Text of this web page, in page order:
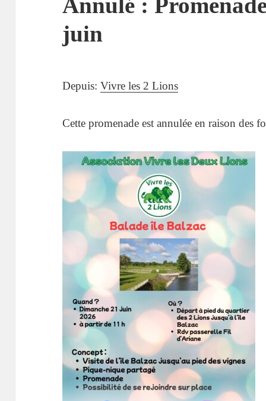
Gratuit
Réservation par mail à
Annulé :
juin
Depuis:Vivre les 2 Lions
Cette promenade est annulée en raison des